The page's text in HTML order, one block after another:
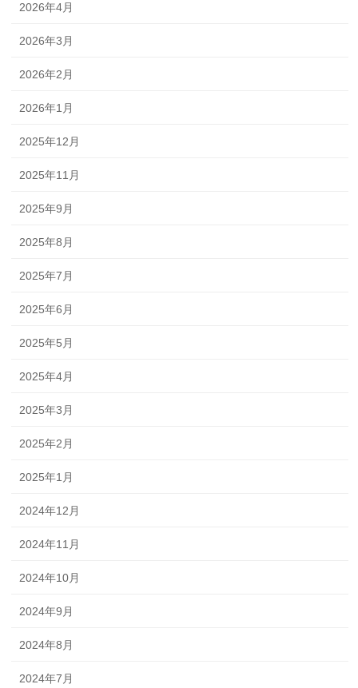
2026年4月
2026年3月
2026年2月
2026年1月
2025年12月
2025年11月
2025年9月
2025年8月
2025年7月
2025年6月
2025年5月
2025年4月
2025年3月
2025年2月
2025年1月
2024年12月
2024年11月
2024年10月
2024年9月
2024年8月
2024年7月